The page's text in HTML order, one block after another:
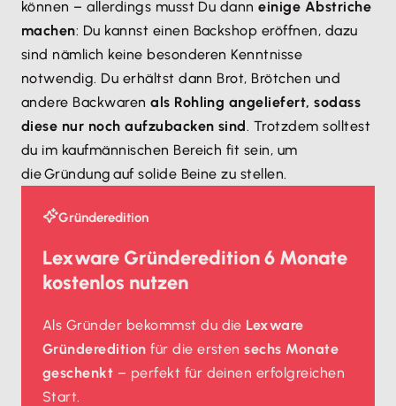
können – allerdings musst Du danneinige Abstriche
machen: Du kannst einen Backshop eröffnen, dazu
sind nämlich keine besonderen Kenntnisse
notwendig. Du erhältst dann Brot, Brötchen und
andere Backwarenals Rohling angeliefert, sodass
diese nur noch aufzubacken sind. Trotzdem solltest
du im kaufmännischen Bereich fit sein, um
die Gründung auf solide Beine zu stellen.
Gründeredition
Lexware Gründeredition 6 Monate
kostenlos nutzen
Als Gründer bekommst du die Lexware
Gründeredition für die erstensechs Monate
geschenkt – perfekt für deinen erfolgreichen
Start.